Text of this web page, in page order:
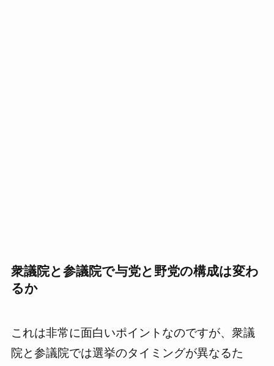
衆議院と参議院で与党と野党の構成は変わ
るか
これは非常に面白いポイントなのですが、衆議
院と参議院では選挙のタイミングが異なるた